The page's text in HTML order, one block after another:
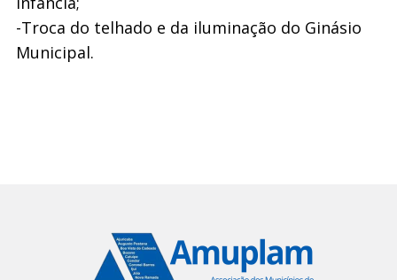
-Troca do telhado e da iluminação do Ginásio
Municipal.